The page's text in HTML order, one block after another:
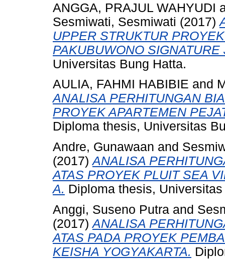
ANGGA, PRAJUL WAHYUDI
Sesmiwati, Sesmiwati (2017)
UPPER STRUKTUR
PAKUBUWONO SIGNATURE
Universitas Bung Hatta.
AULIA, FAHMI HABIBIE and
ANALISA PERHITUNGAN
PROYEK APARTEMEN
Diploma thesis, Universitas
Andre, Gunawaan and
(2017)ANALISA
ATAS PROYEK PLUIT SEA
A. Diploma thesis,
Anggi, Suseno Putra and
(2017)ANALISA
ATAS PADA PROYEK
KEISHA YOGYAKARTA.